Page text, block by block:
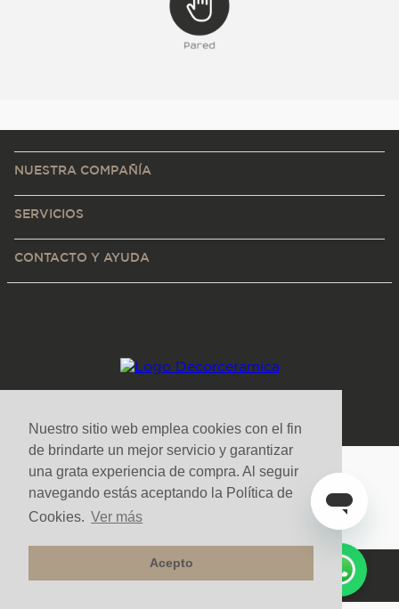
Nuestro sitio web emplea cookies con el fin
de brindarte un mejor servicio y garantizar
una grata experiencia de compra. Al seguir
navegando estás aceptando la Política de
Cookies. Ver más
Acepto
NUESTRA COMPAÑÍA
SERVICIOS
CONTACTO Y AYUDA
Medios de pago y sitio seguro
Todos los derechos reservados. Copyright © Decorceramica 2025
Tecnología